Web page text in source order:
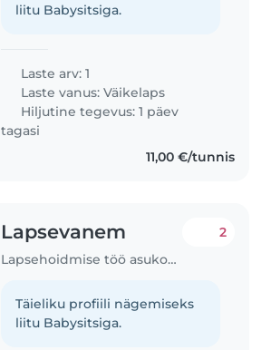
liitu Babysitsiga.
Laste arv: 1
Laste vanus:Väikelaps
Hiljutine tegevus: 1 päev
tagasi
11,00 €/tunnis
Lapsevanem
Lapsehoidmise töö asukohas Kiili
2
Täieliku profiili nägemiseks
liitu Babysitsiga.